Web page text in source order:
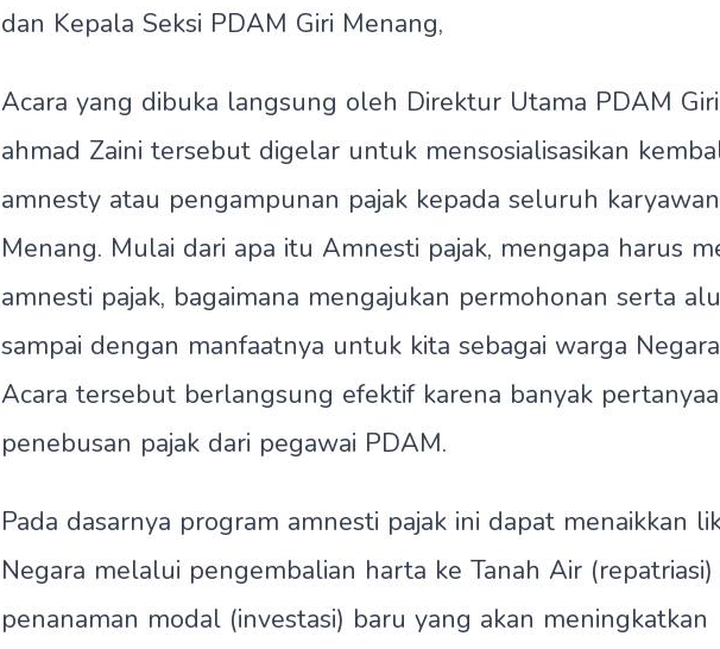
dan Kepala Seksi PDAM Giri Menang,
Acara yang dibuka langsung oleh Direktur Utama PDAM
ahmad Zaini tersebut digelar untuk mensosialisasikan
amnesty atau pengampunan pajak kepada seluruh
Menang. Mulai dari apa itu Amnesti pajak, mengapa harus
amnesti pajak, bagaimana mengajukan permohonan serta
sampai dengan manfaatnya untuk kita sebagai warga
Acara tersebut berlangsung efektif karena banyak
penebusan pajak dari pegawai PDAM.
Pada dasarnya program amnesti pajak ini dapat menaikkan
Negara melalui pengembalian harta ke Tanah Air (repatriasi)
penanaman modal (investasi) baru yang akan meningkatkan